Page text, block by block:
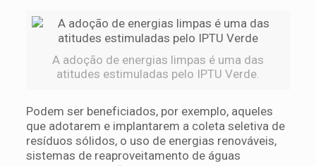
A adoção de energias limpas é uma das
atitudes estimuladas pelo IPTU Verde.
Podem ser beneficiados, por exemplo, aqueles
que adotarem e implantarem a coleta seletiva de
resíduos sólidos, o uso de energias renováveis,
sistemas de reaproveitamento de águas